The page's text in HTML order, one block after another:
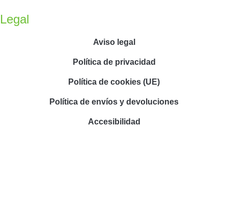
Legal
Aviso legal
Política de privacidad
Política de cookies (UE)
Política de envíos y devoluciones
Accesibilidad